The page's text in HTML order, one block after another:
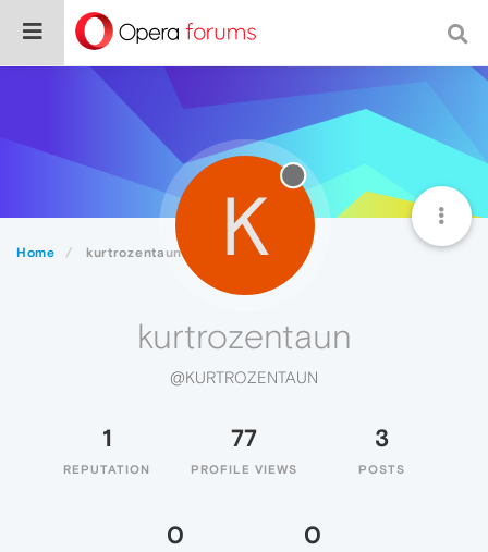
Home kurtrozentaun K
kurtrozentaun
@KURTROZENTAUN
1
REPUTATION
77
PROFILE VIEWS
3
POSTS
0 0